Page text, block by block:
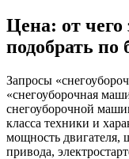
Цена: от чего
подобрать по
Запросы
«снегоуборочная
снегоуборочной
класса техники и
мощность двигателя,
привода,